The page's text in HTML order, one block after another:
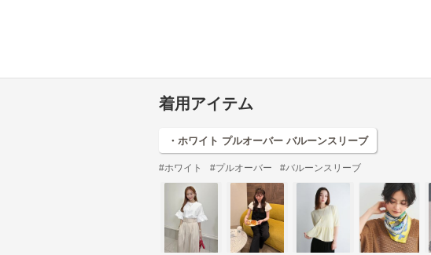
着用アイテム
・ホワイト プルオーバー バルーンスリーブ
#ホワイト #プルオーバー #バルーンスリーブ